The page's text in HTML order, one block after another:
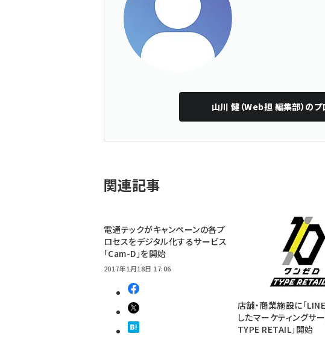
山川 健（Web担 編集部） のプ
関連記事
電通テックがキャンペーンの各プ
ロセスをデジタル化するサービス
「Cam-D」を開始
2017年1月18日 17:06
店舗・商業施設に「
したマーケティングサ
TYPE RETAIL」開始